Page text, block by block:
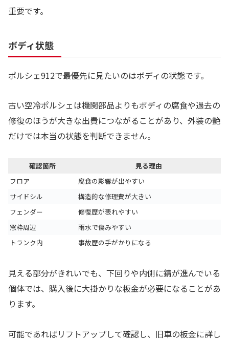
重要です。
ボディ状態
ポルシェ912で最優先に見たいのはボディの状態です。
古い空冷ポルシェは機関部品よりもボディの腐食や過去の
修復のほうが大きな出費につながることがあり、外装の艶
だけでは本当の状態を判断できません。
確認箇所
見る理由
フロア
腐食の影響が出やすい
サイドシル
構造的な修理費が大きい
フェンダー
修復歴が表れやすい
窓枠周辺
雨水で傷みやすい
トランク内
事故歴の手がかりになる
見える部分がきれいでも、下回りや内側に錆が進んでいる
個体では、購入後に大掛かりな板金が必要になることがあ
ります。
可能であればリフトアップして確認し、旧車の板金に詳し